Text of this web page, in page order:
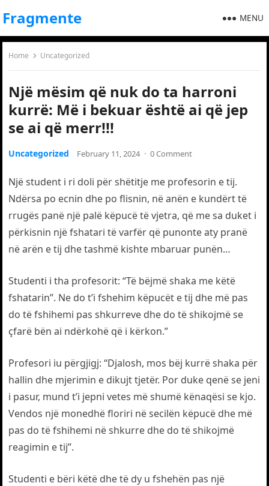
Fragmente MENU
Home Uncategorized
Një mësim që nuk do ta harroni
kurrë: Më i bekuar është ai që jep
se ai që merr!!!
Uncategorized February 11, 2024 · 0 Comment
Një student i ri doli për shëtitje me profesorin e tij.
Ndërsa po ecnin dhe po flisnin, në anën e kundërt të
rrugës panë një palë këpucë të vjetra, që me sa duket i
përkisnin një fshatari të varfër që punonte aty pranë
në arën e tij dhe tashmë kishte mbaruar punën…
Studenti i tha profesorit: “Të bëjmë shaka me këtë
fshatarin”. Ne do t’i fshehim këpucët e tij dhe më pas
do të fshihemi pas shkurreve dhe do të shikojmë se
çfarë bën ai ndërkohë që i kërkon.”
Profesori iu përgjigj: “Djalosh, mos bëj kurrë shaka për
hallin dhe mjerimin e dikujt tjetër. Por duke qenë se jeni
i pasur, mund t’i jepni vetes më shumë kënaqësi se kjo.
Vendos një monedhë floriri në secilën këpucë dhe më
pas do të fshihemi në shkurre dhe do të shikojmë
reagimin e tij”.
Studenti e bëri këtë dhe të dy u fshehën pas një